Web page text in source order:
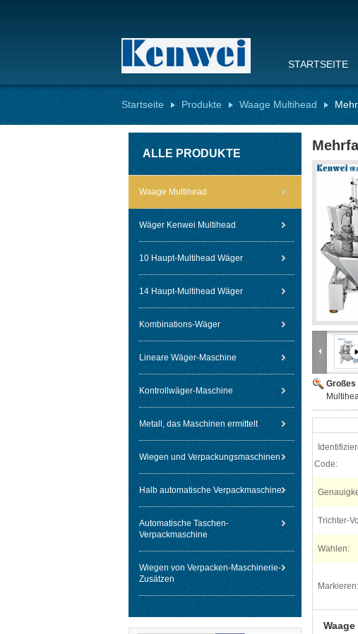
STARTSEITE
Startseite Produkte Waage Multihead
ALLE PRODUKTE
Waage Multihead
Wäger Kenwei Multihead
10 Haupt-Multihead Wäger
14 Haupt-Multihead Wäger
Kombinations-Wäger
Lineare Wäger-Maschine
Kontrollwäger-Maschine
Metall, das Maschinen ermittelt
Wiegen und Verpackungsmaschinen
Halb automatische Verpackmaschine
Automatische Taschen-
Verpackmaschine
Wiegen von Verpacken-Maschinerie-
Zusätzen
Großes
Code:
Trichter-
Wahlen:
Markieren: